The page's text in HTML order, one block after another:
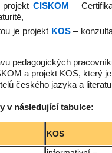
CISKOM –
je projekt KOS–
pedagogických
a projekt KOS, který je
českého jazyka a
v následující tabulce:
KOS